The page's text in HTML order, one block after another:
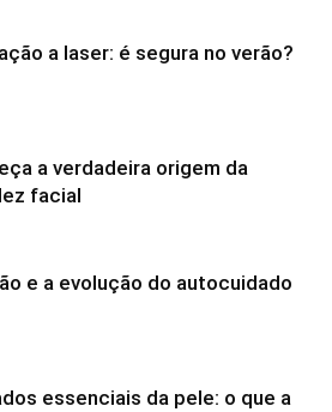
a laser: é segura no verão?
a verdadeira origem da
facial
e a evolução do autocuidado
essenciais da pele: o que a